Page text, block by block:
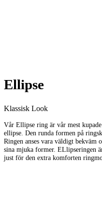
Ellipse
Klassisk Look
Vår Ellipse ring är vår mest
ellipse. Den runda formen på
Ringen anses vara väldigt bekväm
sina mjuka former. ELlipseringen
just för den extra komforten